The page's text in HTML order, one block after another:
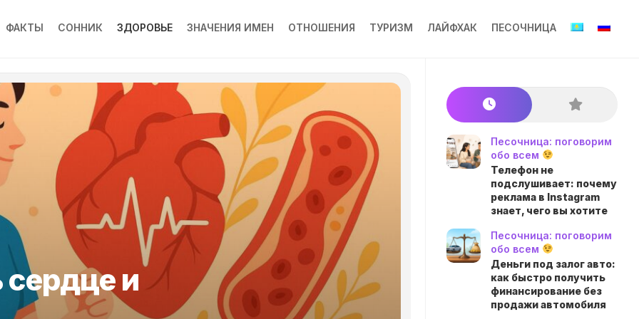
ФАКТЫ СОННИК ЗДОРОВЬЕ ЗНАЧЕНИЯ ИМЕН ОТНОШЕНИЯ ТУРИЗМ ЛАЙФХАК ПЕСОЧНИЦА
сердце и
Песочница: поговорим
обо всем
Телефон не
подслушивает: почему
реклама в Instagram
знает, чего вы хотите
Песочница: поговорим
обо всем
Деньги под залог авто:
как быстро получить
финансирование без
продажи автомобиля